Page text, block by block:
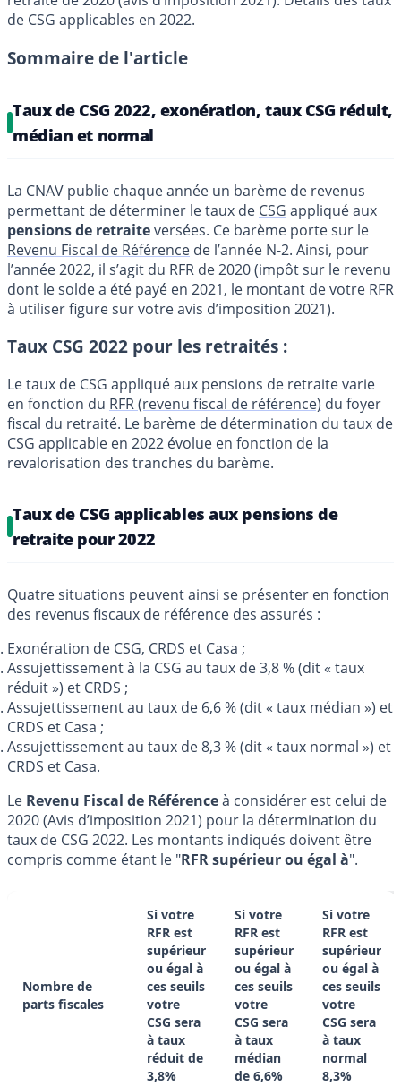
de CSG applicables en 2022.
Sommaire de l'article
Taux de CSG 2022, exonération, taux CSG réduit,
médian et normal
La CNAV publie chaque année un barème de revenus
permettant de déterminer le taux de CSG appliqué aux
pensions de retraiteversées. Ce barème porte sur le
Revenu Fiscal de Référence de l’année N-2. Ainsi, pour
l’année 2022, il s’agit du RFR de 2020 (impôt sur le revenu
dont le solde a été payé en 2021, le montant de votre RFR
à utiliser figure sur votre avis d’imposition 2021).
Taux CSG 2022 pour les retraités :
Le taux de CSG appliqué aux pensions de retraite varie
en fonction du RFR (revenu fiscal de référence) du foyer
fiscal du retraité. Le barème de détermination du taux de
CSG applicable en 2022 évolue en fonction de la
revalorisation des tranches du barème.
Taux de CSG applicables aux pensions de
retraite pour 2022
Quatre situations peuvent ainsi se présenter en fonction
des revenus fiscaux de référence des assurés :
Exonération de CSG, CRDS et Casa ;
Assujettissement à la CSG au taux de 3,8 % (dit « taux
réduit ») et CRDS ;
Assujettissement au taux de 6,6 % (dit « taux médian ») et
CRDS et Casa ;
Assujettissement au taux de 8,3 % (dit « taux normal ») et
CRDS et Casa.
Le Revenu Fiscal de Référenceà considérer est celui de
2020 (Avis d’imposition 2021) pour la détermination du
taux de CSG 2022. Les montants indiqués doivent être
compris comme étant le "RFR supérieur ou égal à".
Nombre de
parts fiscales
Si votre
RFR est
supérieur
ou égal à
ces seuils
votre
CSG sera
à taux
réduit de
3,8%
Si votre
RFR est
supérieur
ou égal à
ces seuils
votre
CSG sera
à taux
médian
de 6,6%
Si votre
RFR est
supérieur
ou égal à
ces seuils
votre
CSG sera
à taux
normal
8,3%